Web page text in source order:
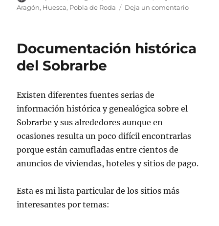
el
Aragón, Huesca, Pobla de Roda Deja un comentarioen
Carrasca
Documentación histórica
del Sobrarbe
Existen diferentes fuentes serias de
información histórica y genealógica sobre el
Sobrarbe y sus alrededores aunque en
ocasiones resulta un poco difícil encontrarlas
porque están camufladas entre cientos de
anuncios de viviendas, hoteles y sitios de pago.
Esta es mi lista particular de los sitios más
interesantes por temas: